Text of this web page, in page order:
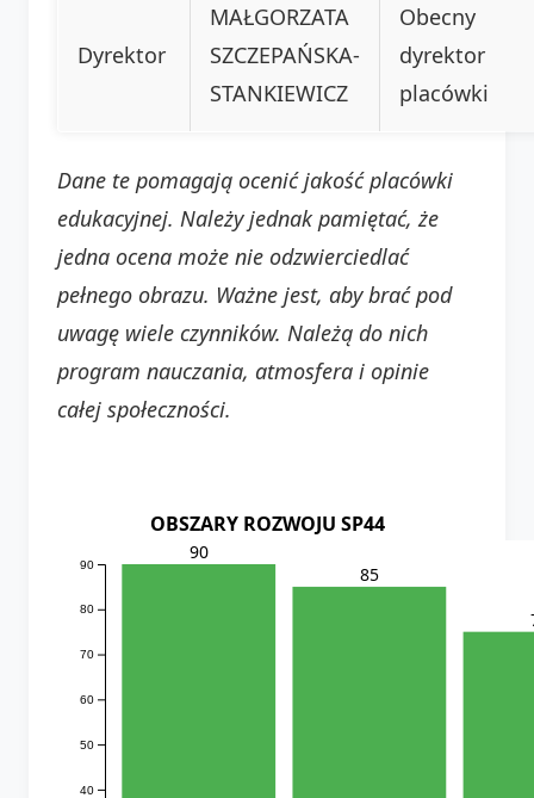
Dyrektor
MAŁGORZATA
SZCZEPAŃSKA-
STANKIEWICZ
Obecny
dyrektor
placówki
Dane te pomagają ocenić jakość placówki
edukacyjnej. Należy jednak pamiętać, że
jedna ocena może nie odzwierciedlać
pełnego obrazu. Ważne jest, aby brać pod
uwagę wiele czynników. Należą do nich
program nauczania, atmosfera i opinie
całej społeczności.
OBSZARY ROZWOJU SP44
40
50
60
70
80
90
90
85